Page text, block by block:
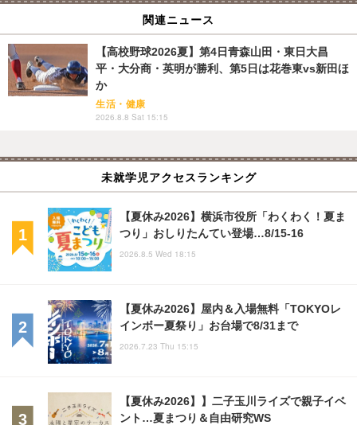
関連ニュース
【高校野球2026夏】第4日青森山田・東日大昌
平・大分商・英明が勝利、第5日は花巻東vs新田ほ
か
生活・健康
2026.8.8 Sat 15:15
未就学児アクセスランキング
【夏休み2026】横浜市役所「わくわく！夏ま
つり」おしりたんてい登場…8/15-16
2026.8.5 Wed 18:15
【夏休み2026】屋内＆入場無料「TOKYOレ
インボー夏祭り」お台場で8/31まで
2026.7.23 Thu 15:15
【夏休み2026】】二子玉川ライズで親子イベ
ント…夏まつり＆自由研究WS